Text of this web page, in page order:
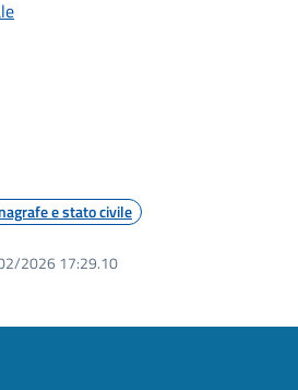
e stato civile
2026 17:29.10